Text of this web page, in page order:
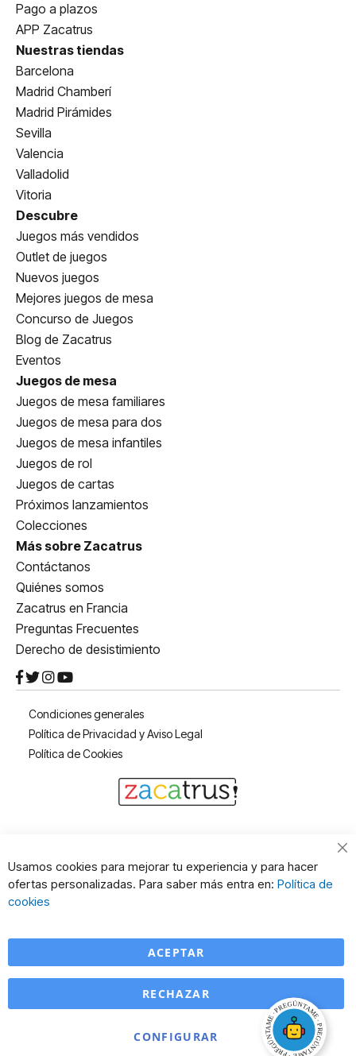
Pago a plazos
APP Zacatrus
Nuestras tiendas
Barcelona
Madrid Chamberí
Madrid Pirámides
Sevilla
Valencia
Valladolid
Vitoria
Descubre
Juegos más vendidos
Outlet de juegos
Nuevos juegos
Mejores juegos de mesa
Concurso de Juegos
Blog de Zacatrus
Eventos
Juegos de mesa
Juegos de mesa familiares
Juegos de mesa para dos
Juegos de mesa infantiles
Juegos de rol
Juegos de cartas
Próximos lanzamientos
Colecciones
Más sobre Zacatrus
Contáctanos
Quiénes somos
Zacatrus en Francia
Preguntas Frecuentes
Derecho de desistimiento
Condiciones generales
Política de Privacidad y Aviso Legal
Política de Cookies
Usamos cookies para mejorar tu experiencia y para hacer
ofertas personalizadas. Para saber más entra en: Política de
cookies
ACEPTAR
CONFIGURAR
RECHAZAR